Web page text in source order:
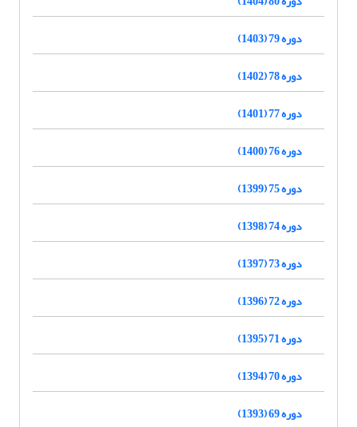
دوره 79 (1403)
دوره 78 (1402)
دوره 77 (1401)
دوره 76 (1400)
دوره 75 (1399)
دوره 74 (1398)
دوره 73 (1397)
دوره 72 (1396)
دوره 71 (1395)
دوره 70 (1394)
دوره 69 (1393)